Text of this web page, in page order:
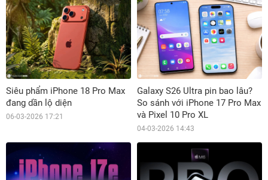
Siêu phẩm iPhone 18 Pro Max
đang dần lộ diện
06-03-2026 17:21
Galaxy S26 Ultra pin bao lâu?
So sánh với iPhone 17 Pro Max
và Pixel 10 Pro XL
04-03-2026 14:43